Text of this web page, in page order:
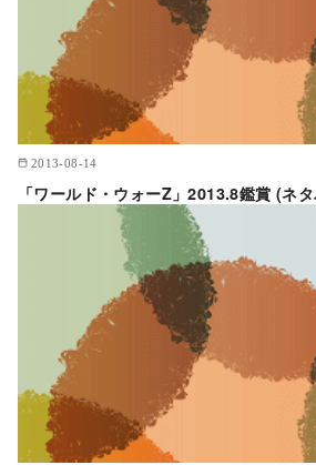
2013-08-14
「ワールド・ウォーZ」2013.8鑑賞 (ネ